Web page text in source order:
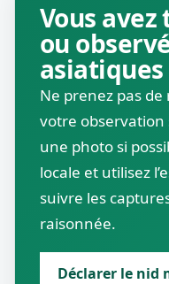
Vous
ou
asiatiques
Ne prenez pas
votre observation
une photo si
locale et utilisez
suivre les
raisonnée.
Déclarer le nid